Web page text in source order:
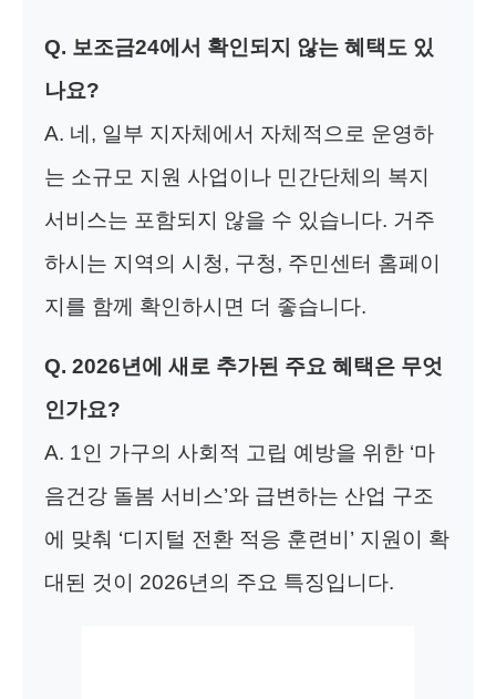
Q. 보조금24에서 확인되지 않는 혜택도 있
나요?
A. 네, 일부 지자체에서 자체적으로 운영하
는 소규모 지원 사업이나 민간단체의 복지
서비스는 포함되지 않을 수 있습니다. 거주
하시는 지역의 시청, 구청, 주민센터 홈페이
지를 함께 확인하시면 더 좋습니다.
Q. 2026년에 새로 추가된 주요 혜택은 무엇
인가요?
A. 1인 가구의 사회적 고립 예방을 위한 ‘마
음건강 돌봄 서비스’와 급변하는 산업 구조
에 맞춰 ‘디지털 전환 적응 훈련비’ 지원이 확
대된 것이 2026년의 주요 특징입니다.